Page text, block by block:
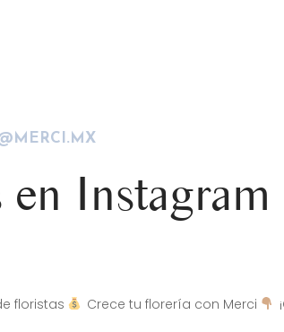
en Instagram
floristas Crece tu florería con Merci